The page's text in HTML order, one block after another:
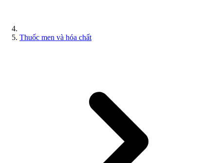
Thuốc men và hóa chất